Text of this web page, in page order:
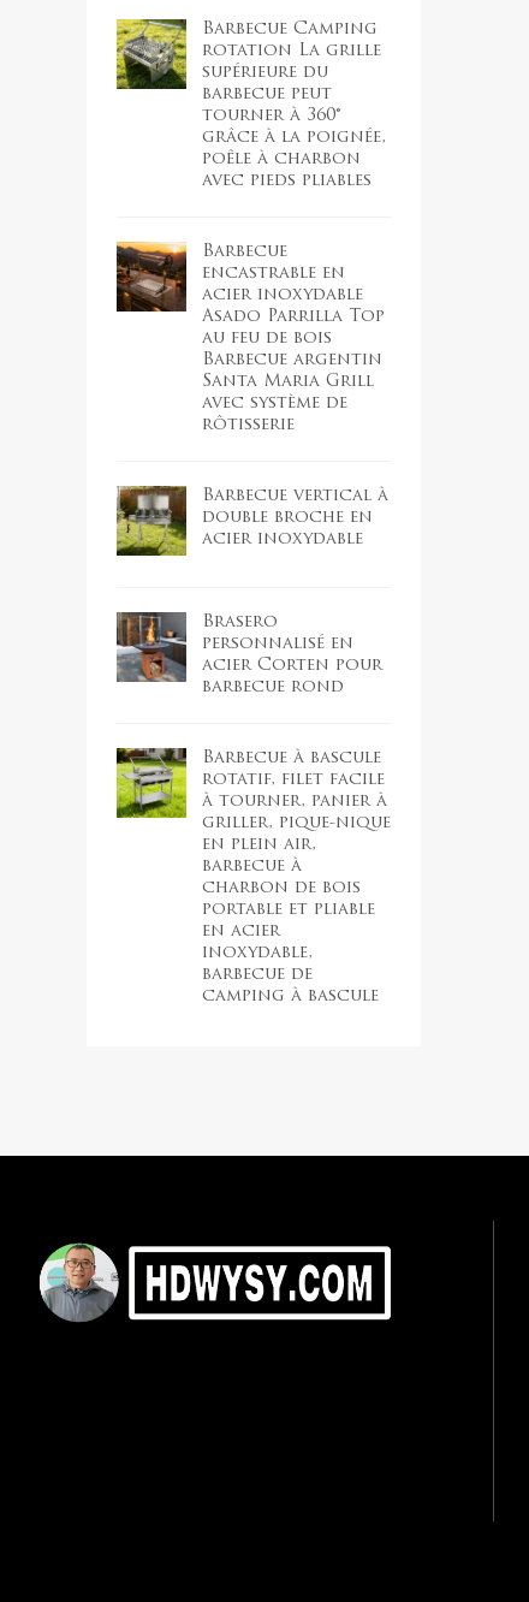
Barbecue Camping
rotation La grille
supérieure du
barbecue peut
tourner à 360°
grâce à la poignée,
poêle à charbon
avec pieds pliables
Barbecue
encastrable en
acier inoxydable
Asado Parrilla Top
au feu de bois
Barbecue argentin
Santa Maria Grill
avec système de
rôtisserie
Barbecue vertical à
double broche en
acier inoxydable
Brasero
personnalisé en
acier Corten pour
barbecue rond
Barbecue à bascule
rotatif, filet facile
à tourner, panier à
griller, pique-nique
en plein air,
barbecue à
charbon de bois
portable et pliable
en acier
inoxydable,
barbecue de
camping à bascule